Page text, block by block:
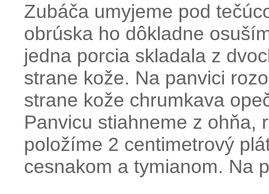
Zubáča umyjeme pod
obrúska ho dôkladne
jedna porcia skladala z
strane kože. Na panvici
strane kože chrumkava
Panvicu stiahneme z ohňa,
položíme 2 centimetrový
cesnakom a tymianom. Na